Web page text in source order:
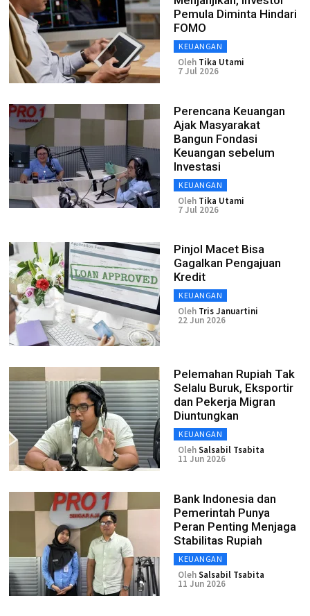
Pemula Diminta Hindari
FOMO
KEUANGAN
Oleh Tika Utami
7 Jul 2026
Perencana Keuangan
Ajak Masyarakat
Bangun Fondasi
Keuangan sebelum
Investasi
KEUANGAN
Oleh Tika Utami
7 Jul 2026
Pinjol Macet Bisa
Gagalkan Pengajuan
Kredit
KEUANGAN
Oleh Tris Januartini
22 Jun 2026
Pelemahan Rupiah Tak
Selalu Buruk, Eksportir
dan Pekerja Migran
Diuntungkan
KEUANGAN
OlehSalsabil Tsabita
11 Jun 2026
Bank Indonesia dan
Pemerintah Punya
Peran Penting Menjaga
Stabilitas Rupiah
KEUANGAN
OlehSalsabil Tsabita
11 Jun 2026